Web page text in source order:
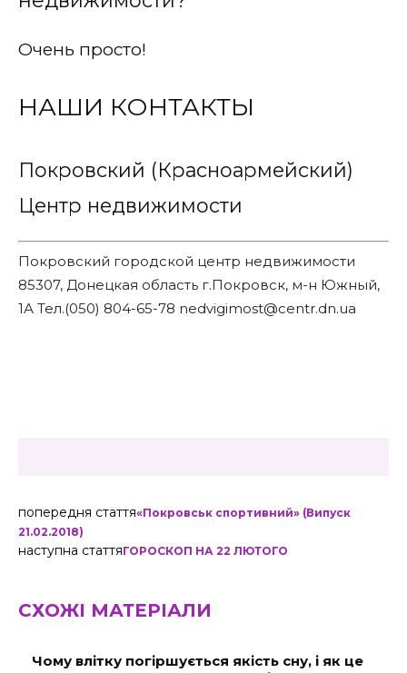
Очень просто!
НАШИ КОНТАКТЫ
Покровский (Красноармейский)
Центр недвижимости
Покровский городской центр недвижимости
85307, Донецкая область г.Покровск, м-н Южный,
1А Тел.(050) 804-65-78 nedvigimost@centr.dn.ua
попередня стаття«Покровськ спортивний» (Випуск
21.02.2018)
наступна статтяГОРОСКОП НА 22 ЛЮТОГО
СХОЖІ МАТЕРІАЛИ
Чому влітку погіршується якість сну, і як це